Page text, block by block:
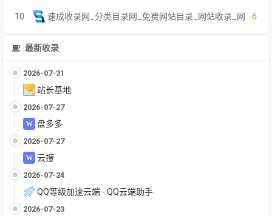
10 6
最新收录
2026-07-31
站长基地
2026-07-27
盘多多
2026-07-27
云搜
2026-07-24
QQ等级加速云端 - QQ云端助手
2026-07-23